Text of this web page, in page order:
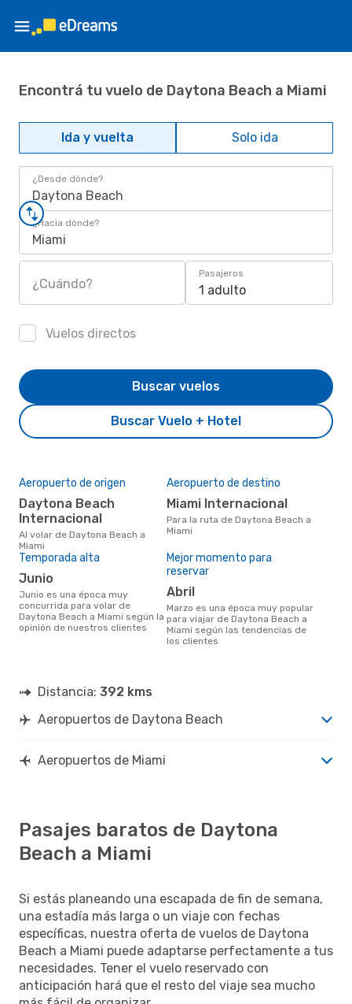
Encontrá tu vuelo de Daytona Beach a Miami
Ida y vuelta Solo ida
¿Desde dónde?
Daytona Beach
¿Hacia dónde?
Miami
¿Cuándo?
Pasajeros
1 adulto
Vuelos directos
Buscar Vuelo + Hotel
Buscar vuelos
Aeropuerto de origen
Daytona Beach
Internacional
Al volar de Daytona Beach a
Miami
Aeropuerto de destino
Miami Internacional
Para la ruta de Daytona Beach a
Miami
Temporada alta
junio
junio es una época muy
concurrida para volar de
Daytona Beach a Miami según la
opinión de nuestros clientes
Mejor momento para
reservar
abril
marzo es una época muy popular
para viajar de Daytona Beach a
Miami según las tendencias de
los clientes
Distancia: 392 kms
Aeropuertos de Daytona Beach
Aeropuertos de Miami
Pasajes baratos de Daytona
Beach a Miami
Si estás planeando una escapada de fin de semana,
una estadía más larga o un viaje con fechas
específicas, nuestra oferta de vuelos de Daytona
Beach a Miami puede adaptarse perfectamente a tus
necesidades. Tener el vuelo reservado con
anticipación hará que el resto del viaje sea mucho